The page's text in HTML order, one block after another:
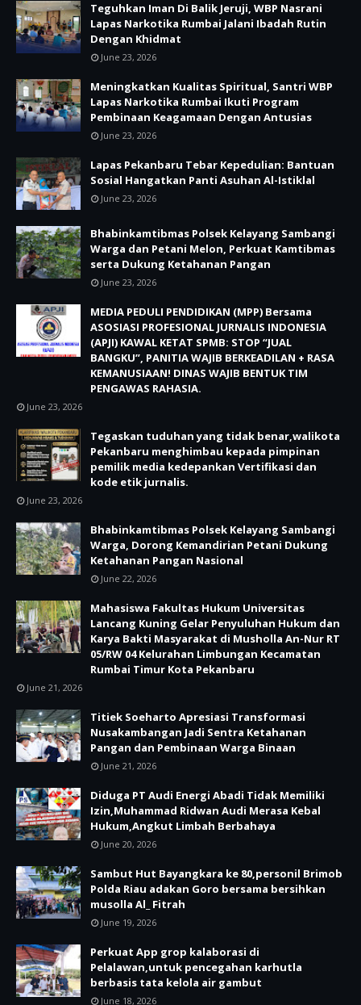
Teguhkan Iman Di Balik Jeruji, WBP Nasrani
Lapas Narkotika Rumbai Jalani Ibadah Rutin
Dengan Khidmat
June 23, 2026
Meningkatkan Kualitas Spiritual, Santri WBP
Lapas Narkotika Rumbai Ikuti Program
Pembinaan Keagamaan Dengan Antusias
June 23, 2026
Lapas Pekanbaru Tebar Kepedulian: Bantuan
Sosial Hangatkan Panti Asuhan Al-Istiklal
June 23, 2026
Bhabinkamtibmas Polsek Kelayang Sambangi
Warga dan Petani Melon, Perkuat Kamtibmas
serta Dukung Ketahanan Pangan
June 23, 2026
MEDIA PEDULI PENDIDIKAN (MPP) Bersama
ASOSIASI PROFESIONAL JURNALIS INDONESIA
(APJI) KAWAL KETAT SPMB: STOP “JUAL
BANGKU”, PANITIA WAJIB BERKEADILAN + RASA
KEMANUSIAAN! DINAS WAJIB BENTUK TIM
PENGAWAS RAHASIA.
June 23, 2026
Tegaskan tuduhan yang tidak benar,walikota
Pekanbaru menghimbau kepada pimpinan
pemilik media kedepankan Vertifikasi dan
kode etik jurnalis.
June 23, 2026
Bhabinkamtibmas Polsek Kelayang Sambangi
Warga, Dorong Kemandirian Petani Dukung
Ketahanan Pangan Nasional
June 22, 2026
Mahasiswa Fakultas Hukum Universitas
Lancang Kuning Gelar Penyuluhan Hukum dan
Karya Bakti Masyarakat di Musholla An-Nur RT
05/RW 04 Kelurahan Limbungan Kecamatan
Rumbai Timur Kota Pekanbaru
June 21, 2026
Titiek Soeharto Apresiasi Transformasi
Nusakambangan Jadi Sentra Ketahanan
Pangan dan Pembinaan Warga Binaan
June 21, 2026
Diduga PT Audi Energi Abadi Tidak Memiliki
Izin,Muhammad Ridwan Audi Merasa Kebal
Hukum,Angkut Limbah Berbahaya
June 20, 2026
Sambut Hut Bayangkara ke 80,personil Brimob
Polda Riau adakan Goro bersama bersihkan
musolla Al_ Fitrah
June 19, 2026
Perkuat App grop kalaborasi di
Pelalawan,untuk pencegahan karhutla
berbasis tata kelola air gambut
June 18, 2026